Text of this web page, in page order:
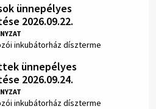
ünnepélyes
2026.09.22.
inkubátorház díszterme
ünnepélyes
2026.09.24.
inkubátorház díszterme